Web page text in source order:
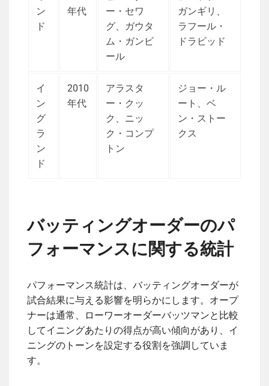
ン
ド
年代
ー・セワ
グ、ガウタ
ム・ガンビ
ール
ガンギリ、
ラフール・
ドラビッド
イ
ン
グ
ラ
ン
ド
2010
年代
アラスタ
ー・クッ
ク、ニッ
ク・コンプ
トン
ジョー・ル
ート、ベ
ン・ストー
クス
バッティングオーダーのパ
フォーマンスに関する統計
パフォーマンス統計は、バッティングオーダーが
試合結果に与える影響を明らかにします。オープ
ナーは通常、ローワーオーダーバッツマンと比較
してイニングあたりの得点が高い傾向があり、イ
ニングのトーンを設定する役割を強調していま
す。